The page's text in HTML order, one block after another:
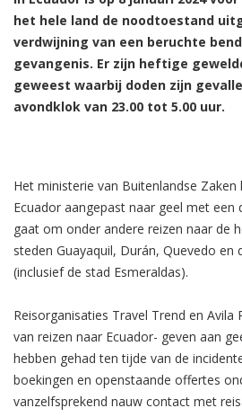
het hele land de noodtoestand
verdwijning van een beruchte
gevangenis. Er zijn heftige
geweest waarbij doden zijn
avondklok van 23.00 tot 5.00 uur.
Het ministerie van Buitenlandse
Ecuador aangepast naar geel met
gaat om onder andere reizen naar de
steden Guayaquil, Durán, Quevedo en
(inclusief de stad Esmeraldas).
Reisorganisaties Travel Trend en Avila
van reizen naar Ecuador- geven aan
hebben gehad ten tijde van de
boekingen en openstaande offertes
vanzelfsprekend nauw contact met